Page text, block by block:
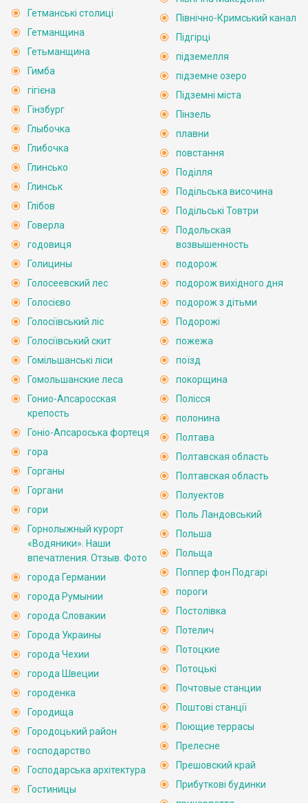
Гетманські столиці
Гетманщина
Гетьманщина
Гимба
гігієна
Гінзбург
Глыбочка
Глибочка
Глинсько
Глинськ
Глібов
Говерла
годовиця
Голицины
Голосеевский лес
Голосієво
Голосіївський ліс
Голосіївський скит
Гомільшанські ліси
Гомольшанские леса
Гонио-Апсаросская
крепость
Гоніо-Апсароська фортеця
гора
Горганы
Горгани
гори
Горнолыжный курорт
«Водяники». Наши
впечатления. Отзыв. Фото
города Германии
города Румынии
города Словакии
Города Украины
города Чехии
города Швеции
городенка
Городища
Городоцький район
господарство
Господарська архітектура
Гостиницы
Північно-Кримський канал
Підгірці
підземелля
підземне озеро
Підземні міста
Пінзель
плавни
повстання
Поділля
Подільська височина
Подільські Товтри
Подольская
возвышенность
подорож
подорож вихідного дня
подорож з дітьми
Подорожі
пожежа
поїзд
покорщина
Полісся
полонина
Полтава
Полтавская область
Полтавская область
Полуектов
Поль Ландовський
Польша
Польща
Поппер фон Подгарі
пороги
Постолівка
Потелич
Потоцкие
Потоцькі
Почтовые станции
Поштові станції
Поющие террасы
Прелесне
Прешовский край
Прибуткові будинки